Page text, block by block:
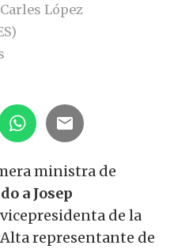
Carles López
ministra de
a Josep
de la
representante de